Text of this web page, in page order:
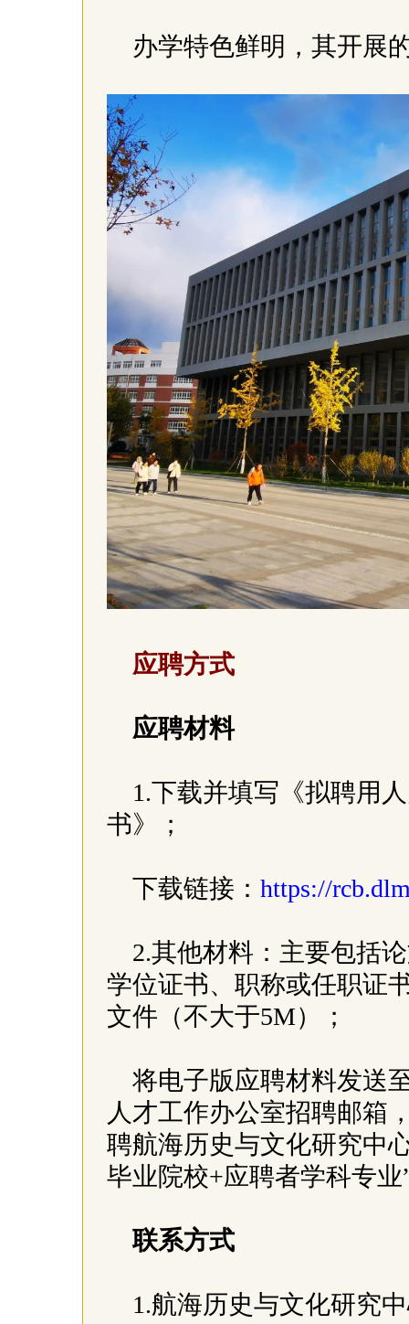
办学特色鲜明，其开展
应聘方式
应聘材料
1.下载并填写《拟聘用
书》；
下载链接： https://
2.其他材料：主要包括
学位证书、职称或任职证
文件（不大于5M）；
将电子版应聘材料发送
人才工作办公室招聘邮箱
聘航海历史与文化研究中
毕业院校+应聘者学科专
联系方式
1.航海历史与文化研究